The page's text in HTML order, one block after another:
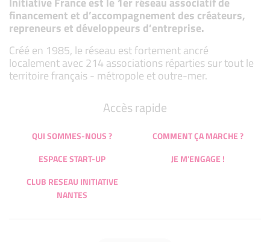
financement et d’accompagnement des créateurs,
repreneurs et développeurs d’entreprise.
Créé en 1985, le réseau est fortement ancré
localement avec 214 associations réparties sur tout le
territoire français - métropole et outre-mer.
Accès rapide
QUI SOMMES-NOUS ?
COMMENT ÇA MARCHE ?
ESPACE START-UP
JE M'ENGAGE !
CLUB RESEAU INITIATIVE
NANTES